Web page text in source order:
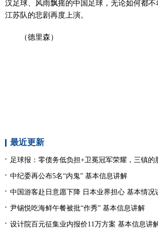
汉足球、风雨飘摇的中国足球，无论如何都
江苏队的悲剧再度上演。
（德里森）
最近更新
足球报：零债务低负担+卫冕冠军荣耀，三镇的
中纪委再公布5名“内鬼” 基本信息讲解
中国游客赴日意愿下降 日本业界担心 基本情况
尹锡悦吃海鲜午餐被批“作秀” 基本信息讲解
设计院百元征集业内报价11万方案 基本信息讲